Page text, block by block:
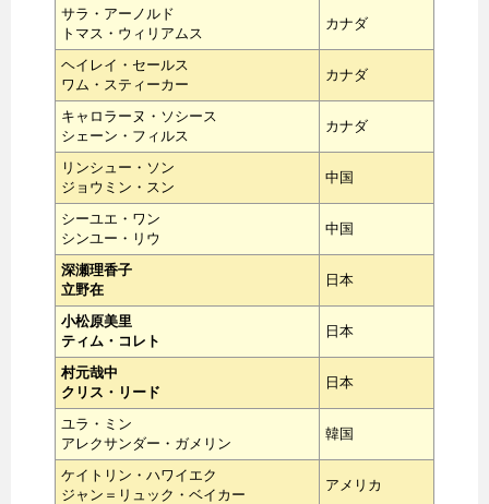
サラ・アーノルド
トマス・ウィリアムス
カナダ
ヘイレイ・セールス
ワム・スティーカー
カナダ
キャロラーヌ・ソシース
シェーン・フィルス
カナダ
リンシュー・ソン
ジョウミン・スン
中国
シーユエ・ワン
シンユー・リウ
中国
深瀬理香子
立野在
日本
小松原美里
ティム・コレト
日本
村元哉中
クリス・リード
日本
ユラ・ミン
アレクサンダー・ガメリン
韓国
ケイトリン・ハワイエク
ジャン＝リュック・ベイカー
アメリカ